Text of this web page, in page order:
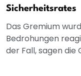
Sicherheitsrates
Das Gremium
Bedrohungen
der Fall, sagen die